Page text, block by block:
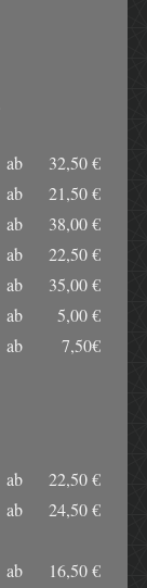
ab
32,50 €
ab
21,50 €
ab
38,00 €
ab
22,50 €
ab
35,00 €
ab
5,00 €
ab 7,50€
ab
22,50 €
ab 24,50 €
ab
16,50 €